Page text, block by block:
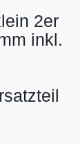
2er
inkl.